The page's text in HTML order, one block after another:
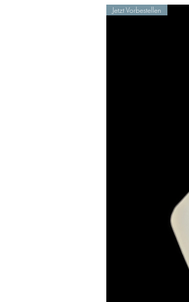
Jetzt Vorbestellen